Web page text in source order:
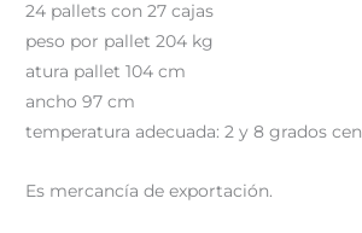
24 pallets con 27 cajas
peso por pallet 204 kg
atura pallet 104 cm
ancho 97 cm
temperatura adecuada: 2 y 8 grados
Es mercancía de exportación.